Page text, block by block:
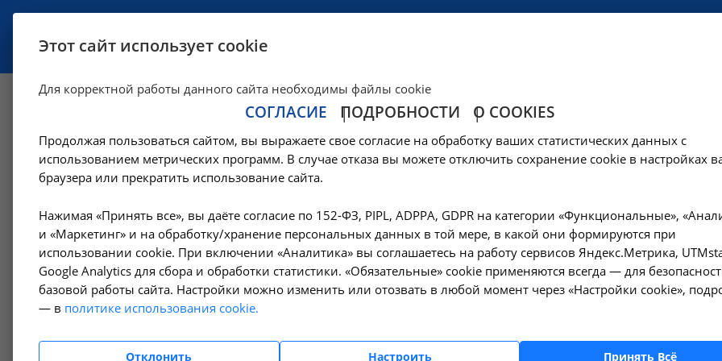
Рентгенография позвоночника,
исследования и проекции (один
в Москве
Цены в Москве — Рентгенологические исследования в Москве — Рентгенография позвоночника, специальные исследования и
Оформите заявку на сайте, мы свяжемся с
поликлинические услуги
Этот сайт использует cookie
Для корректной работы данного сайта необходимы файлы cookie
СОГЛАСИЕ ПОДРОБНОСТИ О COOKIES
Продолжая пользоваться сайтом, вы выражаете свое согласие на обработку ваших статистических данных с
использованием метрических программ. В случае отказа вы можете отключить сохранение cookie в настройках
браузера или прекратить использование сайта.
Нажимая «Принять все», вы даёте согласие по 152-ФЗ, PIPL, ADPPA, GDPR на категории «Функциональные»,
и «Маркетинг» и на обработку/хранение персональных данных в той мере, в какой они формируются при
использовании cookie. При включении «Аналитика» вы соглашаетесь на работу сервисов Яндекс.Метрика,
Google Analytics для сбора и обработки статистики. «Обязательные» cookie применяются всегда — для
базовой работы сайта. Настройки можно изменить или отозвать в любой момент через «Настройки cookie»,
— в политике использования cookie.
Отклонить Настроить Принять Всё